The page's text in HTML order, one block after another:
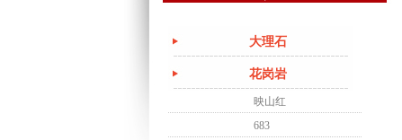
大理石
花岗岩
映山红
683